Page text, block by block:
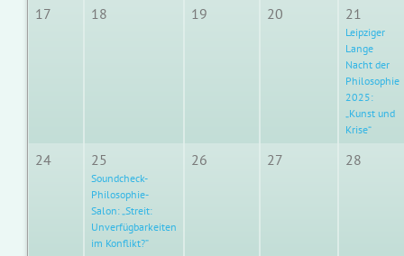
17 18 19 20 21
Leipziger
Lange
Nacht der
Philosophie
2025:
„Kunst und
Krise“
24 25
Soundcheck-
Philosophie-
Salon: „Streit:
Unverfügbarkeiten
im Konflikt?”
26 27 28